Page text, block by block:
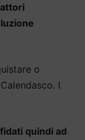
o
I
quindi ad